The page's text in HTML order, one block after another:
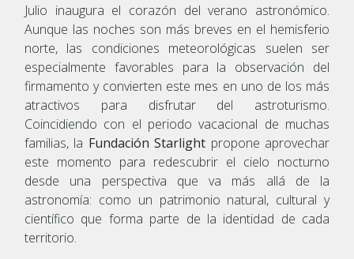
Julio inaugura el corazón del verano astronómico.
Aunque las noches son más breves en el hemisferio
norte, las condiciones meteorológicas suelen ser
especialmente favorables para la observación del
firmamento y convierten este mes en uno de los más
atractivos para disfrutar del astroturismo.
Coincidiendo con el periodo vacacional de muchas
familias, la Fundación Starlight propone aprovechar
este momento para redescubrir el cielo nocturno
desde una perspectiva que va más allá de la
astronomía: como un patrimonio natural, cultural y
científico que forma parte de la identidad de cada
territorio.